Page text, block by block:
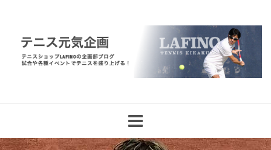
navigation